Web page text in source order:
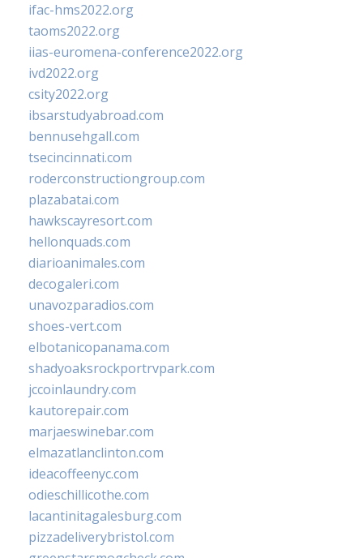
ifac-hms2022.org
taoms2022.org
iias-euromena-conference2022.org
ivd2022.org
csity2022.org
ibsarstudyabroad.com
bennusehgall.com
tsecincinnati.com
roderconstructiongroup.com
plazabatai.com
hawkscayresort.com
hellonquads.com
diarioanimales.com
decogaleri.com
unavozparadios.com
shoes-vert.com
elbotanicopanama.com
shadyoaksrockportrvpark.com
jccoinlaundry.com
kautorepair.com
marjaeswinebar.com
elmazatlanclinton.com
ideacoffeenyc.com
odieschillicothe.com
lacantinitagalesburg.com
pizzadeliverybristol.com